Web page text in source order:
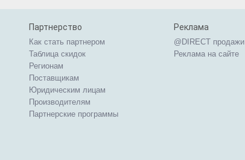
Партнерство
Как стать партнером
Таблица скидок
Регионам
Поставщикам
Юридическим лицам
Производителям
Партнерские программы
Реклама
@DIRECT продажи
Реклама на сайте